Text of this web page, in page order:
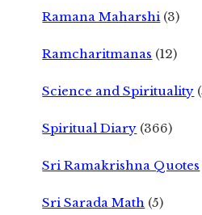
Ramana Maharshi (3)
Ramcharitmanas (12)
Science and Spirituality
Spiritual Diary (366)
Sri Ramakrishna Quotes
Sri Sarada Math (5)